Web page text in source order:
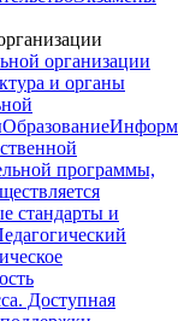
организации
и органы
Образование
программы,
стандарты и
Доступная